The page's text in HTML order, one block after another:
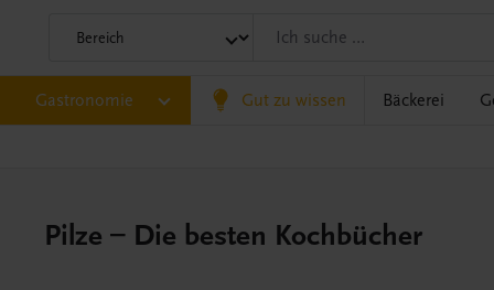
Gastronomie Gut zu wissen Bäckerei
Pilze – Die besten Kochbücher